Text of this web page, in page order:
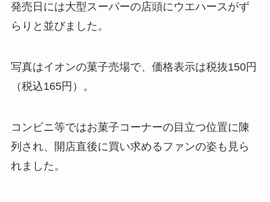
発売日には大型スーパーの店頭にウエハースがず
らりと並びました。
写真はイオンの菓子売場で、価格表示は税抜150円
（税込165円）。
コンビニ等ではお菓子コーナーの目立つ位置に陳
列され、開店直後に買い求めるファンの姿も見ら
れました。